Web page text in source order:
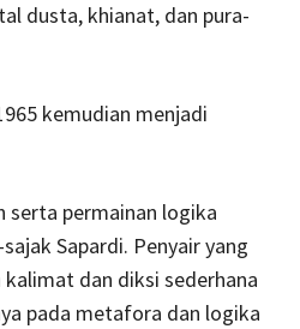
dusta, khianat, dan pura-
kemudian menjadi
serta permainan logika
Sapardi. Penyair yang
dan diksi sederhana
pada metafora dan logika